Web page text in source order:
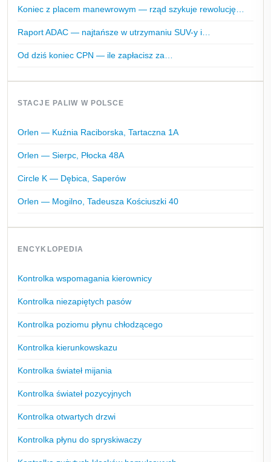
Koniec z placem manewrowym — rząd szykuje rewolucję…
Raport ADAC — najtańsze w utrzymaniu SUV-y i…
Od dziś koniec CPN — ile zapłacisz za…
STACJE PALIW W POLSCE
Orlen — Kuźnia Raciborska, Tartaczna 1A
Orlen — Sierpc, Płocka 48A
Circle K — Dębica, Saperów
Orlen — Mogilno, Tadeusza Kościuszki 40
ENCYKLOPEDIA
Kontrolka wspomagania kierownicy
Kontrolka niezapiętych pasów
Kontrolka poziomu płynu chłodzącego
Kontrolka kierunkowskazu
Kontrolka świateł mijania
Kontrolka świateł pozycyjnych
Kontrolka otwartych drzwi
Kontrolka płynu do spryskiwaczy